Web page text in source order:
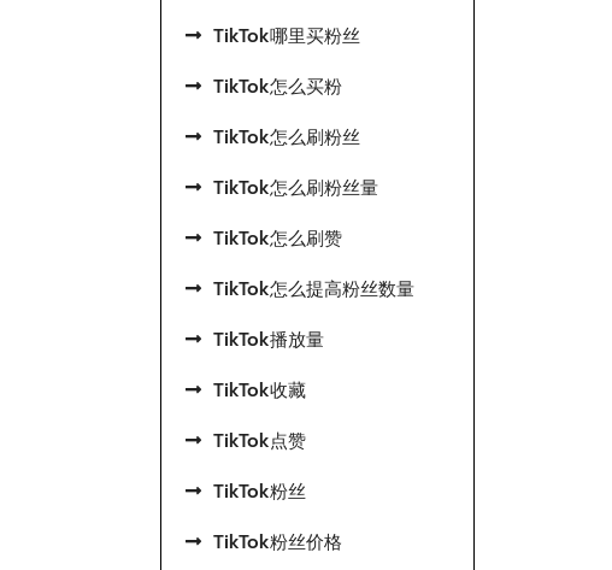
TikTok哪里买粉丝
TikTok怎么买粉
TikTok怎么刷粉丝
TikTok怎么刷粉丝量
TikTok怎么刷赞
TikTok怎么提高粉丝数量
TikTok播放量
TikTok收藏
TikTok点赞
TikTok粉丝
TikTok粉丝价格